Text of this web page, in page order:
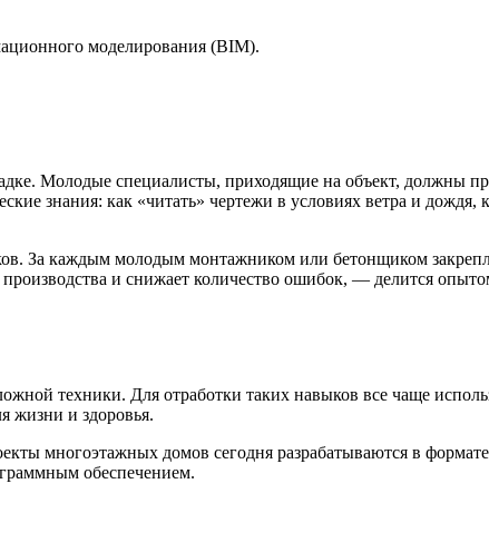
моделирования (BIM).
Молодые специалисты, приходящие на объект, должны
знания: как «читать» чертежи в условиях ветра и дождя,
За каждым молодым монтажником или бетонщиком
производства и снижает количество ошибок, — делится
техники. Для отработки таких навыков все чаще
жизни и здоровья.
многоэтажных домов сегодня разрабатываются в
обеспечением.